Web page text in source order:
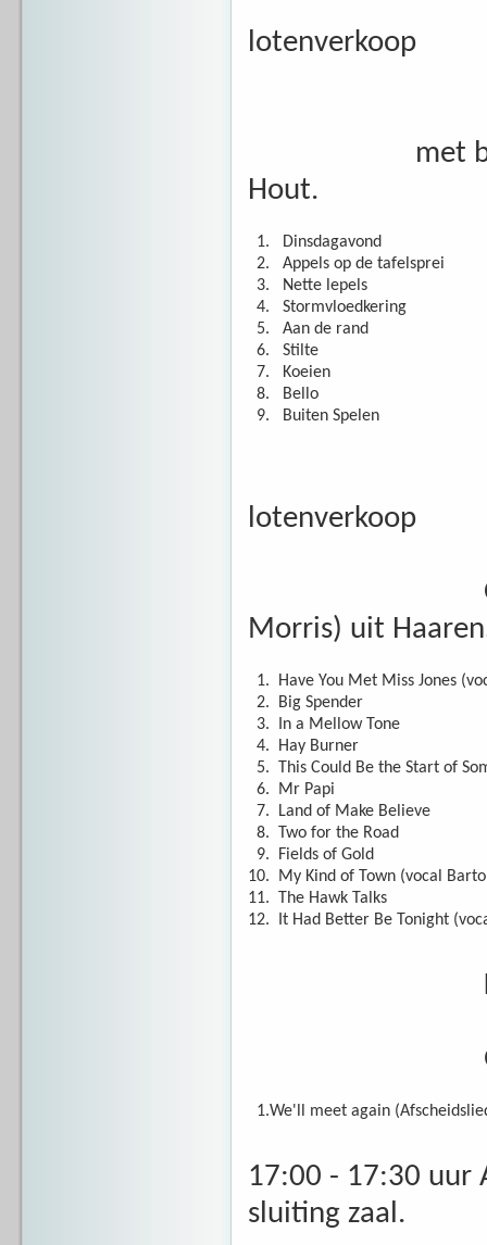
lotenverkoop
met
Hout.
1.
Dinsdagavond
2.
Appels op de tafelsprei
3.
Nette lepels
4.
Stormvloedkering
5.
Aan de rand
6.
Stilte
7.
Koeien
8.
Bello
9.
Buiten Spelen
lotenverkoop
Morris) uit Haaren
1.
Have You Met Miss Jones
2.
Big Spender
3.
In a Mellow Tone
4.
Hay Burner
5.
This Could Be the Start of
6.
Mr Papi
7.
Land of Make Believe
8.
Two for the Road
9.
Fields of Gold
10.
My Kind of Town (vocal
11.
The Hawk Talks
12.
It Had Better Be Tonight
Korte
1.We'll meet again
17:00 - 17:30 uur
sluiting zaal.